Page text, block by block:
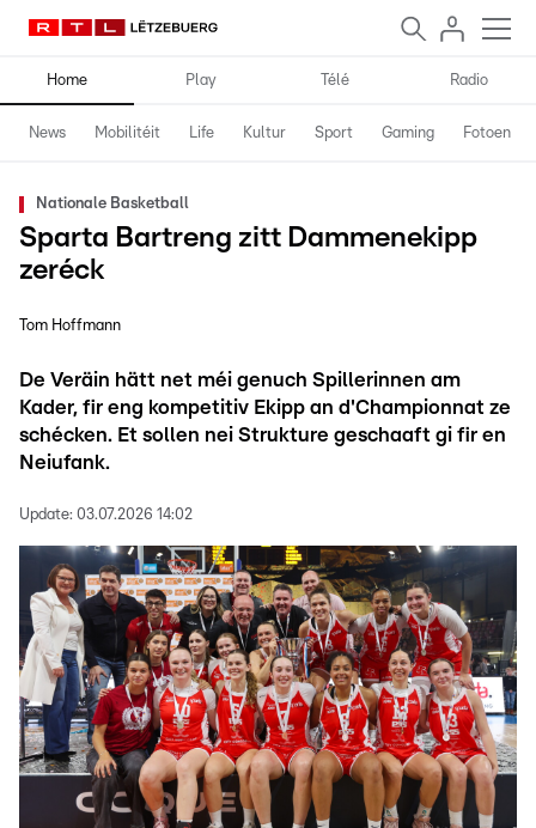
Home Play Télé Radio
News Mobilitéit Life Kultur Sport Gaming Fotoen
Nationale Basketball
Sparta Bartreng zitt Dammenekipp
zeréck
Tom Hoffmann
De Veräin hätt net méi genuch Spillerinnen am
Kader, fir eng kompetitiv Ekipp an d'Championnat ze
schécken. Et sollen nei Strukture geschaaft gi fir en
Neiufank.
Update: 03.07.2026 14:02